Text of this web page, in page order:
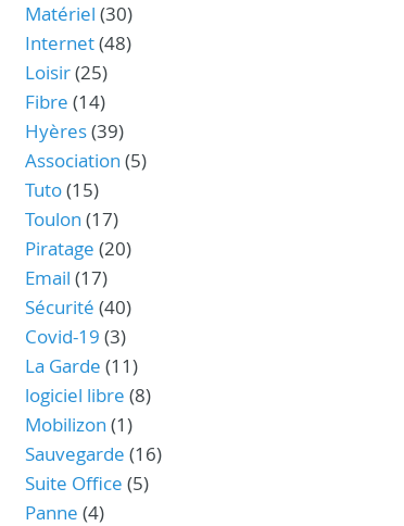
Matériel (30)
Internet(48)
Loisir(25)
Fibre (14)
Hyères(39)
Association (5)
Tuto(15)
Toulon (17)
Piratage (20)
Email (17)
Sécurité (40)
Covid-19 (3)
La Garde (11)
logiciel libre (8)
Mobilizon (1)
Sauvegarde (16)
Suite Office (5)
Panne (4)